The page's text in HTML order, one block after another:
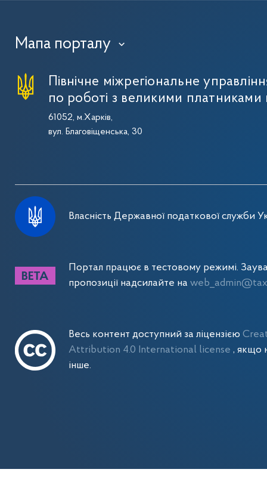
Мапа порталу ›
Північне міжрегіональне
по роботі з великими платниками
61052, м.Харків,
вул. Благовіщенська, 30
Власність Державної податкової служби
Портал працює в тестовому режимі.
пропозиції надсилайте на
Весь контент доступний за ліцензією
Attribution 4.0 International license , якщо
інше.